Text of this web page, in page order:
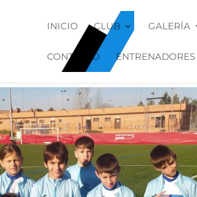
INICIO CLUB GALERÍA
CONTACTO